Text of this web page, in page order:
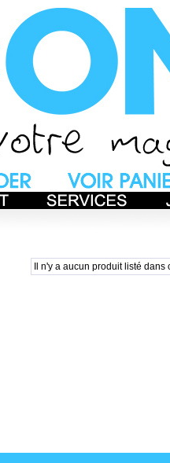
Il n'y a aucun produit listé dans